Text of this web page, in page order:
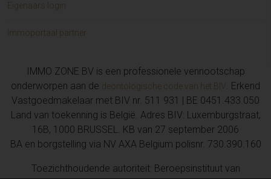
Eigenaars login
Immoportaal partner
IMMO ZONE BV is een professionele vennootschap
onderworpen aan de deontologische code van het BIV. Erkend
Vastgoedmakelaar met BIV nr. 511 931 | BE 0451.433.050
Land van toekenning is België. Adres BIV: Luxemburgstraat,
16B, 1000 BRUSSEL. KB van 27 september 2006
BA en borgstelling via NV AXA Belgium polisnr. 730.390.160
Toezichthoudende autoriteit: Beroepsinstituut van